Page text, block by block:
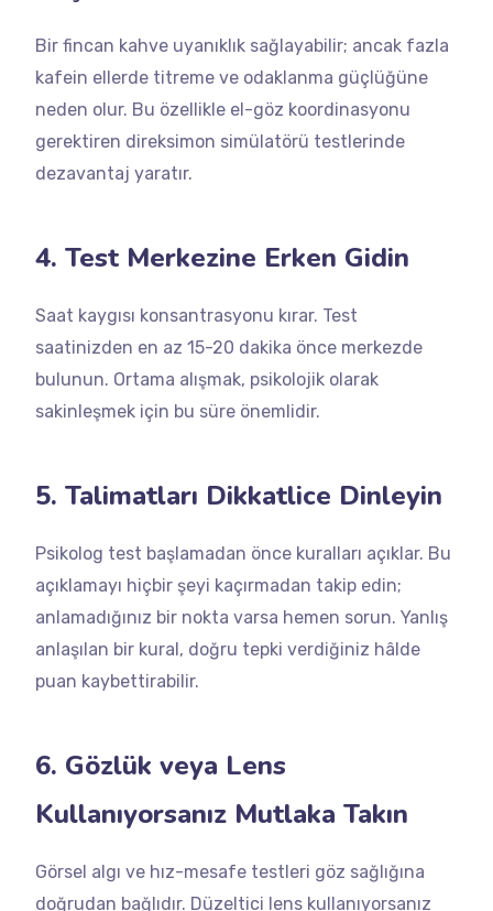
Bir fincan kahve uyanıklık sağlayabilir; ancak fazla
kafein ellerde titreme ve odaklanma güçlüğüne
neden olur. Bu özellikle el-göz koordinasyonu
gerektiren direksimon simülatörü testlerinde
dezavantaj yaratır.
4. Test Merkezine Erken Gidin
Saat kaygısı konsantrasyonu kırar. Test
saatinizden en az 15-20 dakika önce merkezde
bulunun. Ortama alışmak, psikolojik olarak
sakinleşmek için bu süre önemlidir.
5. Talimatları Dikkatlice Dinleyin
Psikolog test başlamadan önce kuralları açıklar. Bu
açıklamayı hiçbir şeyi kaçırmadan takip edin;
anlamadığınız bir nokta varsa hemen sorun. Yanlış
anlaşılan bir kural, doğru tepki verdiğiniz hâlde
puan kaybettirabilir.
6. Gözlük veya Lens
Kullanıyorsanız Mutlaka Takın
Görsel algı ve hız-mesafe testleri göz sağlığına
doğrudan bağlıdır. Düzeltici lens kullanıyorsanız